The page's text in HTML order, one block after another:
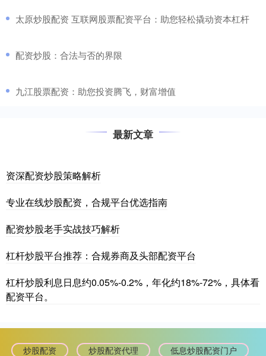
​太原炒股配资 互联网股票配资平台：助您轻松撬动资本杠杆
​配资炒股：合法与否的界限
​九江股票配资：助您投资腾飞，财富增值
最新文章
资深配资炒股策略解析
专业在线炒股配资，合规平台优选指南
配资炒股老手实战技巧解析
杠杆炒股平台推荐：合规券商及头部配资平台
杠杆炒股利息日息约0.05%-0.2%，年化约18%-72%，具体看
配资平台。
炒股配资 炒股配资代理 低息炒股配资门户